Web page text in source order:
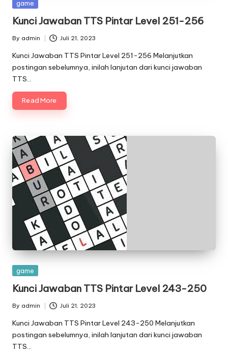
Posted
game
Kunci Jawaban TTS Pintar Level 251-256
Posted
by
By admin Juli 21, 2023
Kunci Jawaban TTS Pintar Level 251-256 Melanjutkan
postingan sebelumnya, inilah lanjutan dari kunci jawaban
TTS…
Read More
Posted
game
Kunci Jawaban TTS Pintar Level 243-250
Posted
by
By admin Juli 21, 2023
Kunci Jawaban TTS Pintar Level 243-250 Melanjutkan
postingan sebelumnya, inilah lanjutan dari kunci jawaban
TTS…